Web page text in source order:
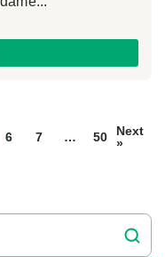
6 7 … 50
Next
»